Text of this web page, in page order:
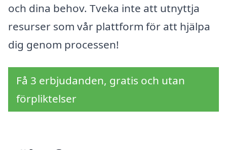
och dina behov. Tveka inte att utnyttja
resurser som vår plattform för att hjälpa
dig genom processen!
Få 3 erbjudanden, gratis och utan
förpliktelser